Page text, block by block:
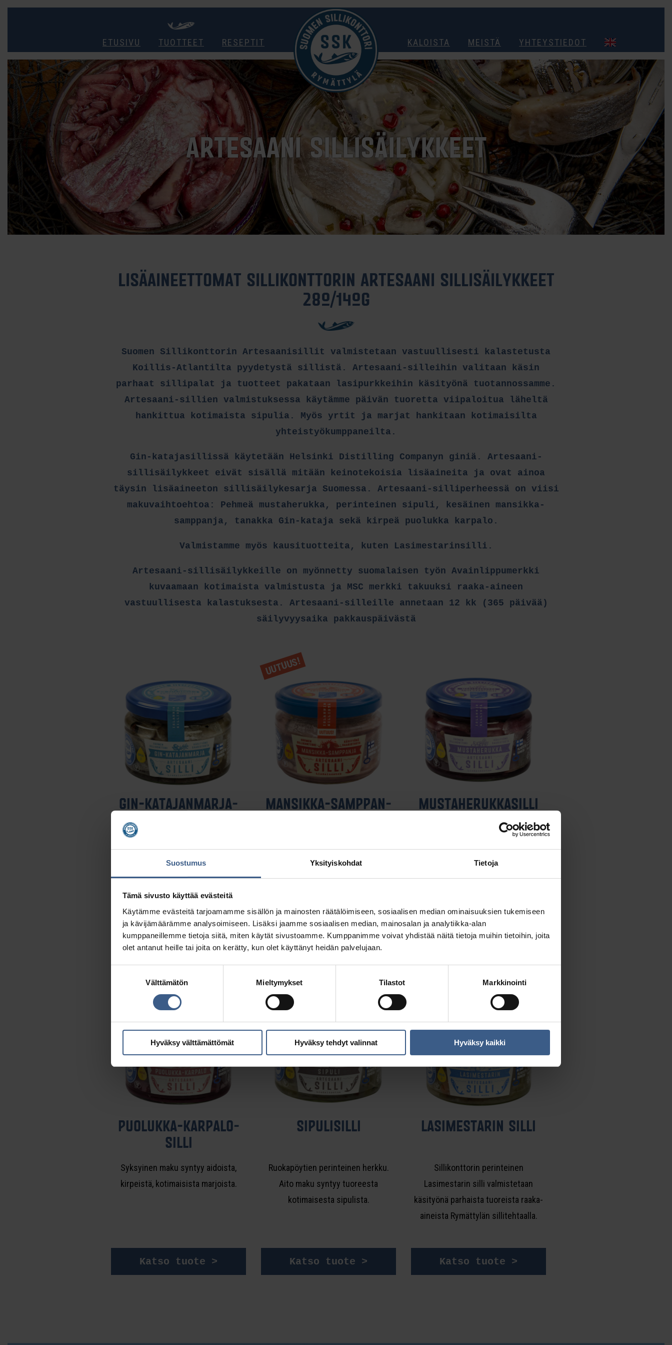
Suostumus Yksityiskohdat Tietoja
Tämä sivusto käyttää evästeitä
Käytämme evästeitä tarjoamamme sisällön ja mainosten räätälöimiseen, sosiaalisen median ominaisuuksien tukemiseen
ja kävijämäärämme analysoimiseen. Lisäksi jaamme sosiaalisen median, mainosalan ja analytiikka-alan
kumppaneillemme tietoja siitä, miten käytät sivustoamme. Kumppanimme voivat yhdistää näitä tietoja muihin tietoihin, joita
olet antanut heille tai joita on kerätty, kun olet käyttänyt heidän palvelujaan.
Välttämätön Mieltymykset Tilastot Markkinointi
Hyväksy välttämättömät Hyväksy tehdyt valinnat Hyväksy kaikki
ETUSIVU TUOTTEET RESEPTIT KALOISTA MEISTÄ YHTEYSTIEDOT
ARTESAANI SILLISÄILYKKEET
LISÄAINEETTOMAT SILLIKONTTORIN ARTESAANI SILLISÄILYKKEET
280/140G
Suomen Sillikonttorin Artesaanisillit valmistetaan vastuullisesti kalastetusta
Koillis-Atlantilta pyydetystä sillistä. Artesaani-silleihin valitaan käsin
parhaat sillipalat ja tuotteet pakataan lasipurkkeihin käsityönä tuotannossamme.
Artesaani-sillien valmistuksessa käytämme päivän tuoretta viipaloitua läheltä
hankittua kotimaista sipulia. Myös yrtit ja marjat hankitaan kotimaisilta
yhteistyökumppaneilta.
Gin-katajasillissä käytetään Helsinki Distilling Companyn giniä. Artesaani-
sillisäilykkeet eivät sisällä mitään keinotekoisia lisäaineita ja ovat ainoa
täysin lisäaineeton sillisäilykesarja Suomessa. Artesaani-silliperheessä on viisi
makuvaihtoehtoa: Pehmeä mustaherukka, perinteinen sipuli, kesäinen mansikka-
samppanja, tanakka Gin-kataja sekä kirpeä puolukka karpalo.
Valmistamme myös kausituotteita, kuten Lasimestarinsilli.
Artesaani-sillisäilykkeille on myönnetty suomalaisen työn Avainlippumerkki
kuvaamaan kotimaista valmistusta ja MSC merkki takuuksi raaka-aineen
vastuullisesta kalastuksesta. Artesaani-silleille annetaan 12 kk (365 päivää)
säilyvyysaika pakkauspäivästä
GIN-KA­TA­JAN­MAR­JA­
maustettu kotimaisella ginillä ja
katajanmarjoilla.
Katso tuote >
UUTUUS!
MAN­SIK­KA-SAMP­PAN­
aito samppanja, makea mansikka sekä
vastuullisesti pyydetty, marinoitu
Katso tuote >
MUS­TA­HE­RUK­KA­SIL­LI
antaa silliin syvää makua ja väriä.
Katso tuote >
PUO­LUK­KA-KAR­PA­LO­
SIL­LI
Syksyinen maku syntyy aidoista,
kirpeistä, kotimaisista marjoista.
Katso tuote >
SI­PU­LI­SIL­LI
Ruokapöytien perinteinen herkku.
Aito maku syntyy tuoreesta
kotimaisesta sipulista.
Katso tuote >
LA­SI­MES­TA­RIN SIL­LI
Sillikonttorin perinteinen
Lasimestarin silli valmistetaan
käsityönä parhaista tuoreista raaka-
aineista Rymättylän sillitehtaalla.
Katso tuote >